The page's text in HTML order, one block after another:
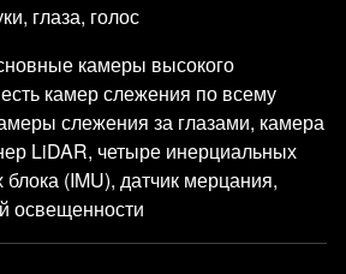
глаза, голос
камеры высокого
камер слежения по всему
слежения за глазами, камера
LiDAR, четыре инерциальных
(IMU), датчик мерцания,
освещенности